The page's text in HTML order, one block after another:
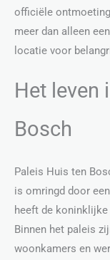
officiële
meer dan alleen
locatie voor
Het leven
Bosch
Paleis Huis ten
is omringd door
heeft de
Binnen het paleis
woonkamers en